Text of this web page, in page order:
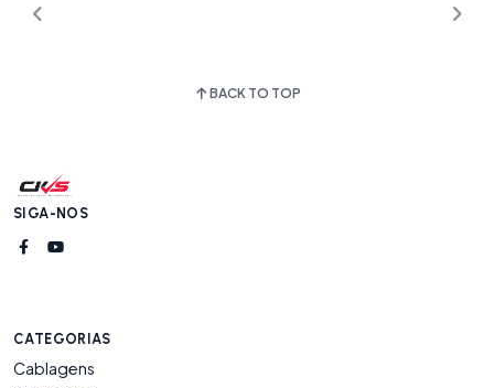
BACK TO TOP
SIGA-NOS
CATEGORIAS
Cablagens